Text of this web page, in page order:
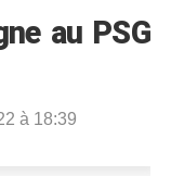
au PSG
à 18:39